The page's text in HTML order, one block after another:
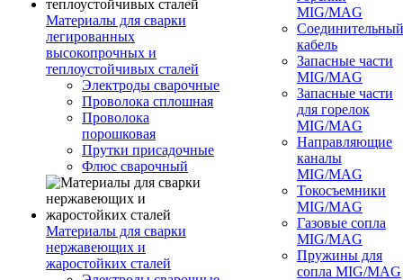
Материалы для сварки
легированных
высокопрочных и
теплоустойчивых сталей
Электроды сварочные
Проволока сплошная
Проволока
порошковая
Прутки присадочные
Флюс сварочный
Материалы для сварки
нержавеющих и
жаростойких сталей
MIG/MAG
Соединительный
кабель
Запасные части
MIG/MAG
Запасные части
для горелок
MIG/MAG
Направляющие
каналы
MIG/MAG
Токосъемники
MIG/MAG
Газовые сопла
MIG/MAG
Пружины для
сопла MIG/MAG